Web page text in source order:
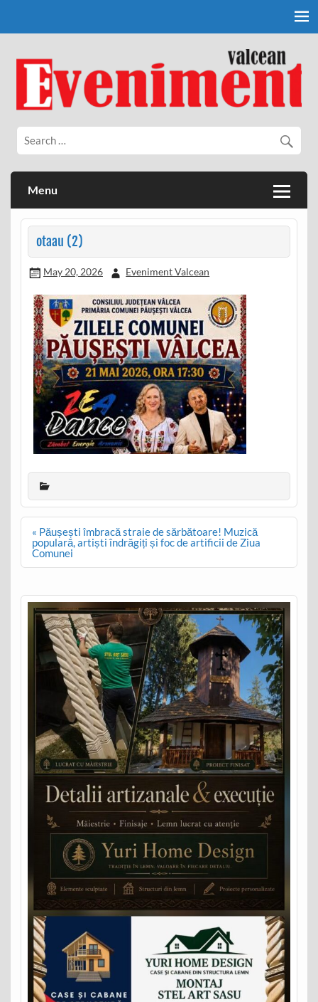
Eveniment Valcean
Menu
otaau (2)
May 20, 2026 Eveniment Valcean
Post
navigation
« Păușești îmbracă straie de sărbătoare! Muzică
populară, artiști îndrăgiți și foc de artificii de Ziua
Comunei